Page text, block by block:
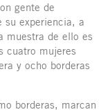
gente de
su experiencia, a
muestra de ello es
cuatro mujeres
y ocho borderas
borderas, marcan